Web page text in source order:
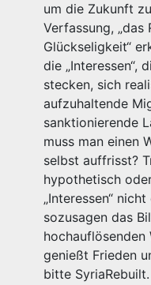
um die Zukunft
Verfassung, „das
Glückseligkeit“
die „Interessen“,
stecken, sich
aufzuhaltende
sanktionierende
muss man einen
selbst auffrisst?
hypothetisch
„Interessen“
sozusagen das
hochauflösenden
genießt Frieden
bitte SyriaRebuilt.